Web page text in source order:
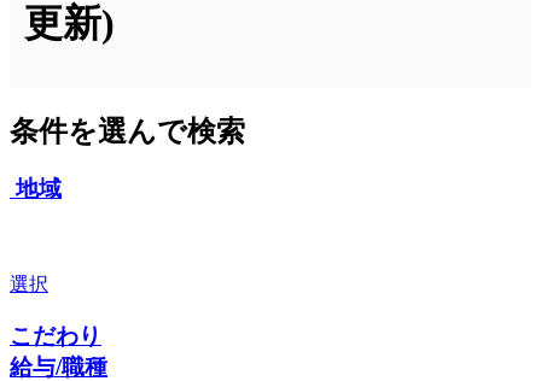
更新)
条件を選んで検索
地域
選択
こだわり
給与/職種